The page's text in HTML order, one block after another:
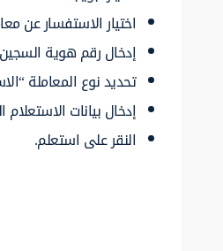
اختيار الاستفسار عن
إدخال رقم هوية
تحديد نوع المعاملة
إدخال بيانات
النقر على استعلم.